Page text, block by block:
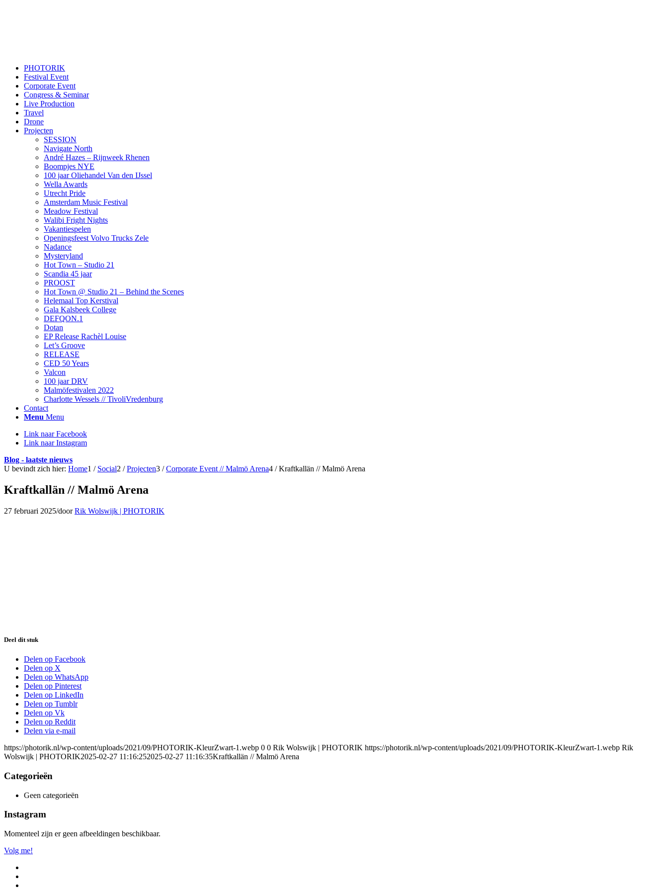
PHOTORIK
Festival Event
Corporate Event
Congress & Seminar
Live Production
Travel
Drone
Projecten
SESSION
Navigate North
André Hazes – Rijnweek Rhenen
Boompjes NYE
100 jaar Oliehandel Van den IJssel
Wella Awards
Utrecht Pride
Amsterdam Music Festival
Meadow Festival
Walibi Fright Nights
Vakantiespelen
Openingsfeest Volvo Trucks Zele
Nadance
Mysteryland
Hot Town – Studio 21
Scandia 45 jaar
PROOST
Hot Town @ Studio 21 – Behind the Scenes
Helemaal Top Kerstival
Gala Kalsbeek College
DEFQON.1
Dotan
EP Release Rachèl Louise
Let’s Groove
RELEASE
CED 50 Years
Valcon
100 jaar DRV
Malmöfestivalen 2022
Charlotte Wessels // TivoliVredenburg
Contact
Menu Menu
Link naar Facebook
Link naar Instagram
Blog - laatste nieuws
U bevindt zich hier: Home1 / Social2 / Projecten3 / Corporate Event // Malmö Arena4 / Kraftkallän // Malmö Arena
Kraftkallän // Malmö Arena
27 februari 2025/doorRik Wolswijk | PHOTORIK
Deel dit stuk
Delen op Facebook
Delen op X
Delen op WhatsApp
Delen op Pinterest
Delen op LinkedIn
Delen op Tumblr
Delen op Vk
Delen op Reddit
Delen via e-mail
https://photorik.nl/wp-content/uploads/2021/09/PHOTORIK-KleurZwart-1.webp 0 0 Rik Wolswijk | PHOTORIK https://photorik.nl/wp-content/uploads/2021/09/PHOTORIK-KleurZwart-1.webp Rik
Wolswijk | PHOTORIK2025-02-27 11:16:252025-02-27 11:16:35Kraftkallän // Malmö Arena
Categorieën
Geen categorieën
Instagram
Momenteel zijn er geen afbeeldingen beschikbaar.
Volg me!